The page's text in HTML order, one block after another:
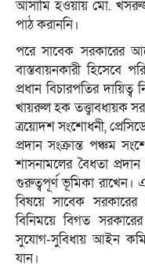
আসামি হওয়ায় মো.
পাঠ করাননি।
পরে সাবেক সরকারের
বাস্তবায়নকারী হিসেবে
প্রধান বিচারপতির
খায়রুল হক তত্ত্বাবধায়ক
ত্রয়োদশ সংশোধনী,
প্রদান সংক্রান্ত পঞ্চম
শাসনামলের বৈধতা
গুরুত্বপূর্ণ ভূমিকা রাখেন।
বিষয়ে সাবেক
বিনিময়ে বিগত
সুযোগ-সুবিধায় আইন
যান।